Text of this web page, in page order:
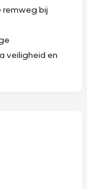
remweg bij
veiligheid en